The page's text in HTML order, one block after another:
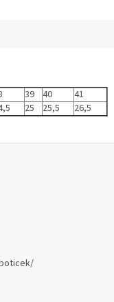
39 40
41
25 25,5 26,5